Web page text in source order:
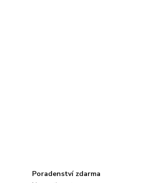
Poradenství zdarma